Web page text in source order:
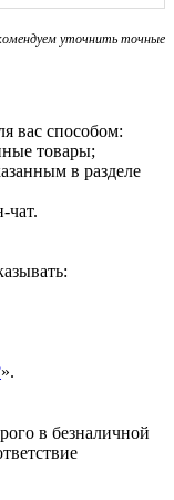
уточнить точные
вас способом:
товары;
в разделе
чат.
».
в безналичной